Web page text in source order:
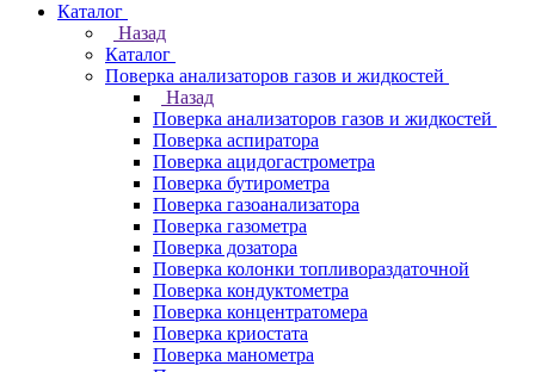
Каталог
Назад
Каталог
Поверка анализаторов газов и жидкостей
Назад
Поверка анализаторов газов и жидкостей
Поверка аспиратора
Поверка ацидогастрометра
Поверка бутирометра
Поверка газоанализатора
Поверка газометра
Поверка дозатора
Поверка колонки топливораздаточной
Поверка кондуктометра
Поверка концентратомера
Поверка криостата
Поверка манометра